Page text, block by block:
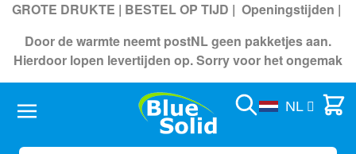
GROTE DRUKTE | BESTEL OP TIJD | Openingstijden |
Door de warmte neemt postNL geen pakketjes aan.
Hierdoor lopen levertijden op. Sorry voor het ongemak
Search NL Cart